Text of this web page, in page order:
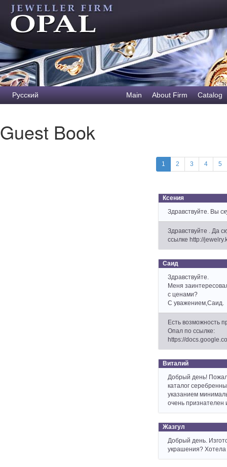
Русский Main About Firm Catalog
Guest Book
1 2 3 4 5
Ксения
Здравствуйте. Вы
Здравствуйте . Да
ссылке http://
Саид
Здравствуйте.
Меня
с ценами?
С уважением,Саид.
Есть возможность
Опал по ссылке:
https://
Виталий
Добрый день!
каталог
указанием
очень признателен
Жазгул
Добрый день.
украшения? Хотела